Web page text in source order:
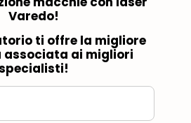
Varedo!
ti offre la migliore
associata ai migliori